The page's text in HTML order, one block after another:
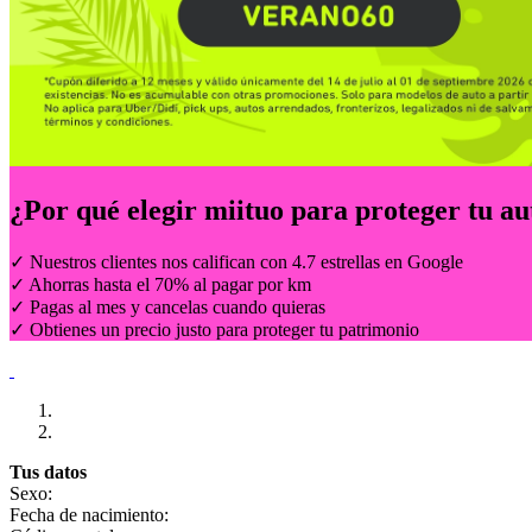
¿Por qué elegir miituo para proteger tu
✓ Nuestros clientes nos califican con 4.7 estrellas en Google
✓ Ahorras hasta el 70% al pagar por km
✓ Pagas al mes y cancelas cuando quieras
✓ Obtienes un precio justo para proteger tu patrimonio
Tus datos
Sexo:
Fecha de nacimiento: